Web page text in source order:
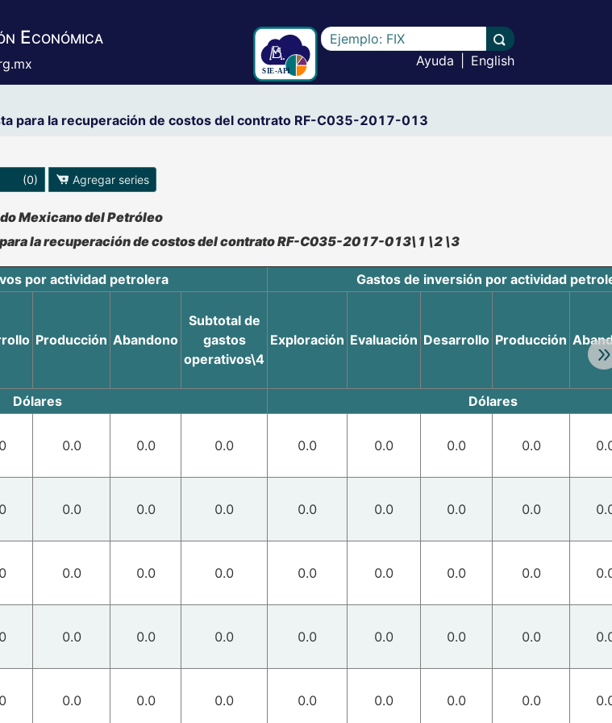
Económica Escriba el texto a buscar
Llevar a cabo la
Ayuda
English
para la recuperación de costos del contrato RF-C035-2017-013
Agregar series
los datos en XLS
Mexicano del Petróleo
la recuperación de costos del contrato RF-C035-2017-013\1 \2 \3
por actividad petrolera Gastos de inversión por actividad
Producción Abandono
Subtotal de
gastos
operativos\4
Exploración Evaluación Desarrollo Producción
Dólares Dólares
0.0 0.0 0.0 0.0 0.0 0.0 0.0
0.0 0.0 0.0 0.0 0.0 0.0 0.0
0.0 0.0 0.0 0.0 0.0 0.0 0.0
0.0 0.0 0.0 0.0 0.0 0.0 0.0
0.0 0.0 0.0 0.0 0.0 0.0 0.0